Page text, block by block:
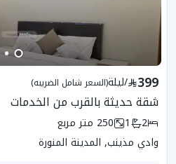
399
/ليلة(السعر شامل الضريبه)
شقة حديثة بالقرب من الخدمات
2
1
250 متر مربع
وادي مذينب, المدينة المنورة